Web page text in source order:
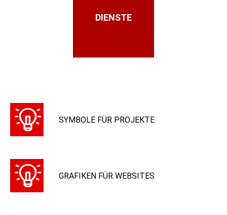
DIENSTE
SYMBOLE FÜR PROJEKTE
GRAFIKEN FÜR WEBSITES